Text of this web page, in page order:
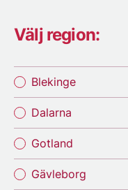
Välj region:
Blekinge
Dalarna
Gotland
Gävleborg